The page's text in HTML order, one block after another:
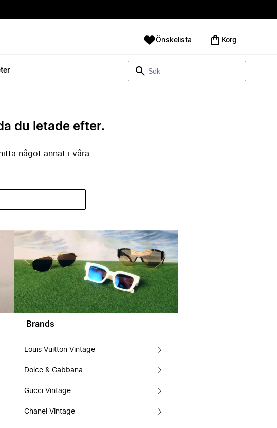
Önskelista Korg
du letade efter.
något annat i våra
Brands
Louis Vuitton Vintage
Dolce & Gabbana
Gucci Vintage
Chanel Vintage